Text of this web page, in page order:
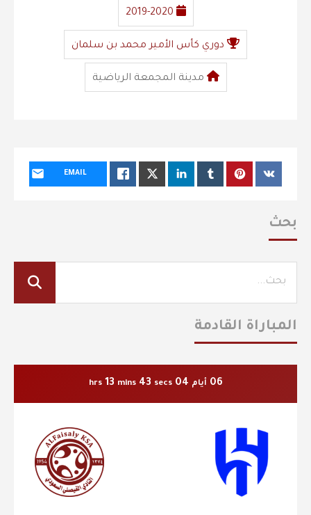
2019-2020
دوري كأس الأمير محمد بن سلمان
مدينة المجمعة الرياضية
EMAIL
بحث
المباراة القادمة
06 أيام 04
hrs 13 mins 43 secs